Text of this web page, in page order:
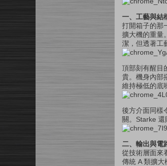
一、工藝與結
打開箱子的那
擴大機的重量
潔，但透著工
頂部刻有醒目
貴。機身內部
維持極低的底
後方介面同樣
關。Starke 還
二、輸出與電
從技術層面來
傳統 A 類擴